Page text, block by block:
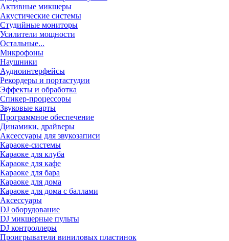
Активные микшеры
Акустические системы
Студийные мониторы
Усилители мощности
Остальные...
Микрофоны
Наушники
Аудиоинтерфейсы
Рекордеры и портастудии
Эффекты и обработка
Спикер-процессоры
Звуковые карты
Программное обеспечение
Динамики, драйверы
Аксессуары для звукозаписи
Караоке-системы
Караоке для клуба
Караоке для кафе
Караоке для бара
Караоке для дома
Караоке для дома с баллами
Аксессуары
DJ оборудование
DJ микшерные пульты
DJ контроллеры
Проигрыватели виниловых пластинок